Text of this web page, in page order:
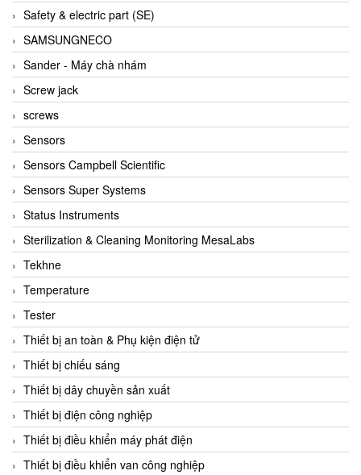
Brooks Instrument Vietnam
Buhler
BURLING INSTRUMENTS
Burster
BUSCHJOST
Calectro
Campbell Scientific
Canneed Vietnam
Cantoni
CAPS
CAREL Parts
CCS
CD Automation
CEAG Sicherheitst
CEIA Vietnam
Celduc Vietnam
Cemb
Centec GmbH
CEQUBE
Safety & electric part (SE)
SAMSUNGNECO
Sander - Máy chà nhám
Screw jack
screws
Sensors
Sensors Campbell Scientific
Sensors Super Systems
Status Instruments
Sterilization & Cleaning Monitoring MesaLabs
Tekhne
Temperature
Tester
Thiết bị an toàn & Phụ kiện điện tử
Thiết bị chiếu sáng
Thiết bị dây chuyền sản xuất
Thiết bị điện công nghiệp
Thiết bị điều khiển máy phát điện
Thiết bị điều khiển van công nghiệp